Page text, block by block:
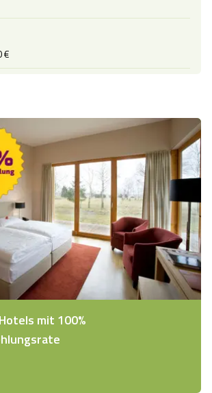
€
mit 100%